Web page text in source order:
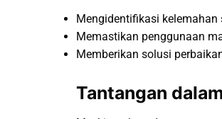
Mengidentifikasi
Memastikan penggunaan
Memberikan solusi
Tantangan